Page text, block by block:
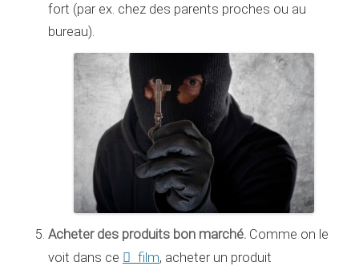
fort (par ex. chez des parents proches ou au
bureau).
Acheter des produits bon marché. Comme on le
voit dans ce
film, acheter un produit